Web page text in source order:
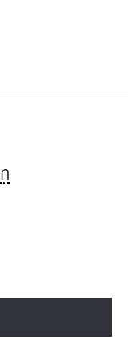
n